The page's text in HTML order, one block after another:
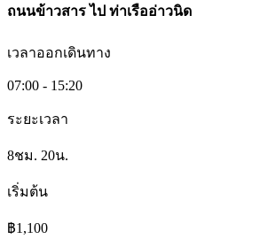
ถนนข้าวสารไป ท่าเรืออ่าวนิด
เวลาออกเดินทาง
07:00 - 15:20
ระยะเวลา
8ชม. 20น.
เริ่มต้น
฿1,100